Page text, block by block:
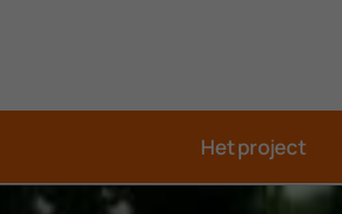
Het project